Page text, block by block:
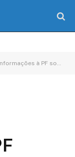
de barulho apresentada por Bolsonaro